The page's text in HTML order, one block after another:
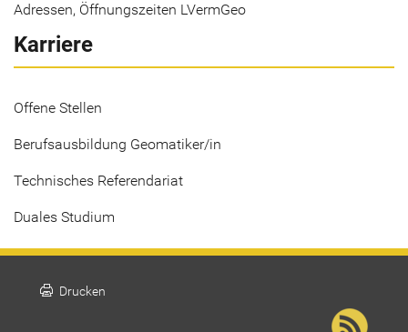
Adressen, Öffnungszeiten LVermGeo
Karriere
Offene Stellen
Berufsausbildung Geomatiker/in
Technisches Referendariat
Duales Studium
print Drucken